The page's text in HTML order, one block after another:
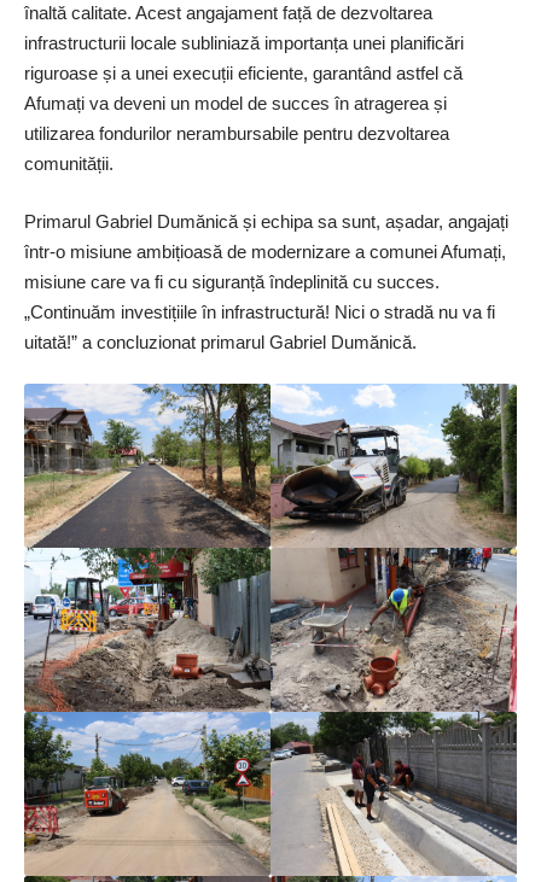
înaltă calitate. Acest angajament față de dezvoltarea
infrastructurii locale subliniază importanța unei planificări
riguroase și a unei execuții eficiente, garantând astfel că
Afumați va deveni un model de succes în atragerea și
utilizarea fondurilor nerambursabile pentru dezvoltarea
comunității.
Primarul Gabriel Dumănică și echipa sa sunt, așadar, angajați
într-o misiune ambițioasă de modernizare a comunei Afumați,
misiune care va fi cu siguranță îndeplinită cu succes.
„Continuăm investițiile în infrastructură! Nici o stradă nu va fi
uitată!” a concluzionat primarul Gabriel Dumănică.